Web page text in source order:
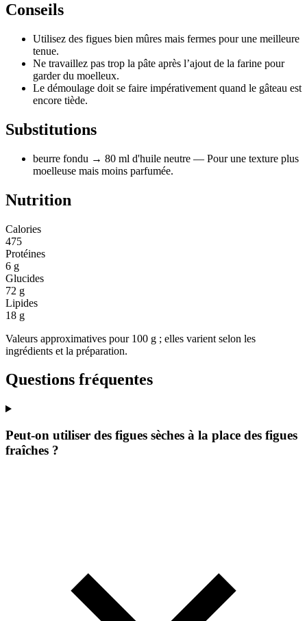
Conseils
Utilisez des figues bien mûres mais fermes pour une meilleure
tenue.
Ne travaillez pas trop la pâte après l’ajout de la farine pour
garder du moelleux.
Le démoulage doit se faire impérativement quand le gâteau est
encore tiède.
Substitutions
beurre fondu → 80 ml d'huile neutre — Pour une texture plus
moelleuse mais moins parfumée.
Nutrition
Calories
475
Protéines
6 g
Glucides
72 g
Lipides
18 g
Valeurs approximatives pour 100 g ; elles varient selon les
ingrédients et la préparation.
Questions fréquentes
Peut-on utiliser des figues sèches à la place des figues
fraîches ?